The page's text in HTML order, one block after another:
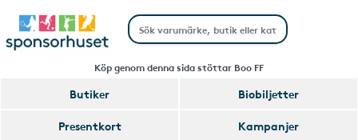
Köp genom denna sida stöttar Boo FF
Butiker
Biobiljetter
Presentkort
Kampanjer